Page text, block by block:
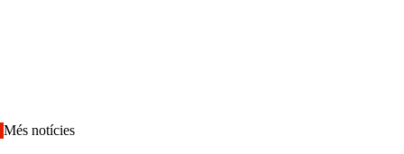
Més notícies